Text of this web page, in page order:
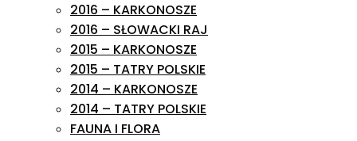
2016 – KARKONOSZE
2016 – SŁOWACKI RAJ
2015 – KARKONOSZE
2015 – TATRY POLSKIE
2014 – KARKONOSZE
2014 – TATRY POLSKIE
FAUNA I FLORA